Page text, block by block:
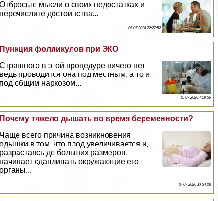
Отбросьте мысли о своих недостатках и
перечислите достоинства...
06 07 2026 22:27:52
Пункция фолликулов при ЭКО
Страшного в этой процедуре ничего нет,
ведь проводится она под местным, а то и
под общим наркозом...
05 07 2026 7:19:56
Почему тяжело дышать во время беременности?
Чаще всего причина возникновения
одышки в том, что плод увеличивается и,
разрастаясь до больших размеров,
начинает сдавливать окружающие его
органы...
04 07 2026 19:54:28